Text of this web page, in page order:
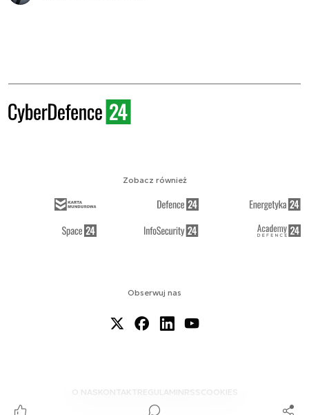
Obserwuj nas
O NAS KONTAKTREGULAMINRSS COOKIES
Zobacz również